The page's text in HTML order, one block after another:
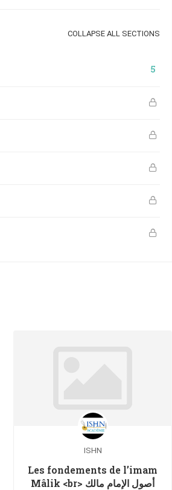
COLLAPSE ALL SECTIONS
5
ISHN
Les fondements de l’imam
Mâlik <br> أصول الإمام مالك